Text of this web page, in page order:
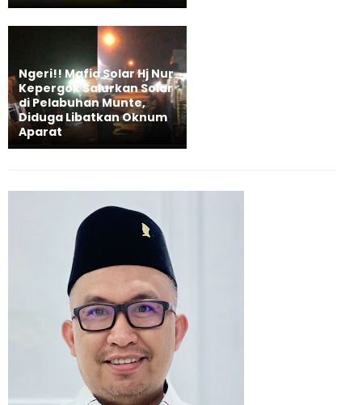
Ngeri!! Mafia Solar Hj Nur
Kepergok Salurkan Solar
di Pelabuhan Munte,
Diduga Libatkan Oknum
Aparat